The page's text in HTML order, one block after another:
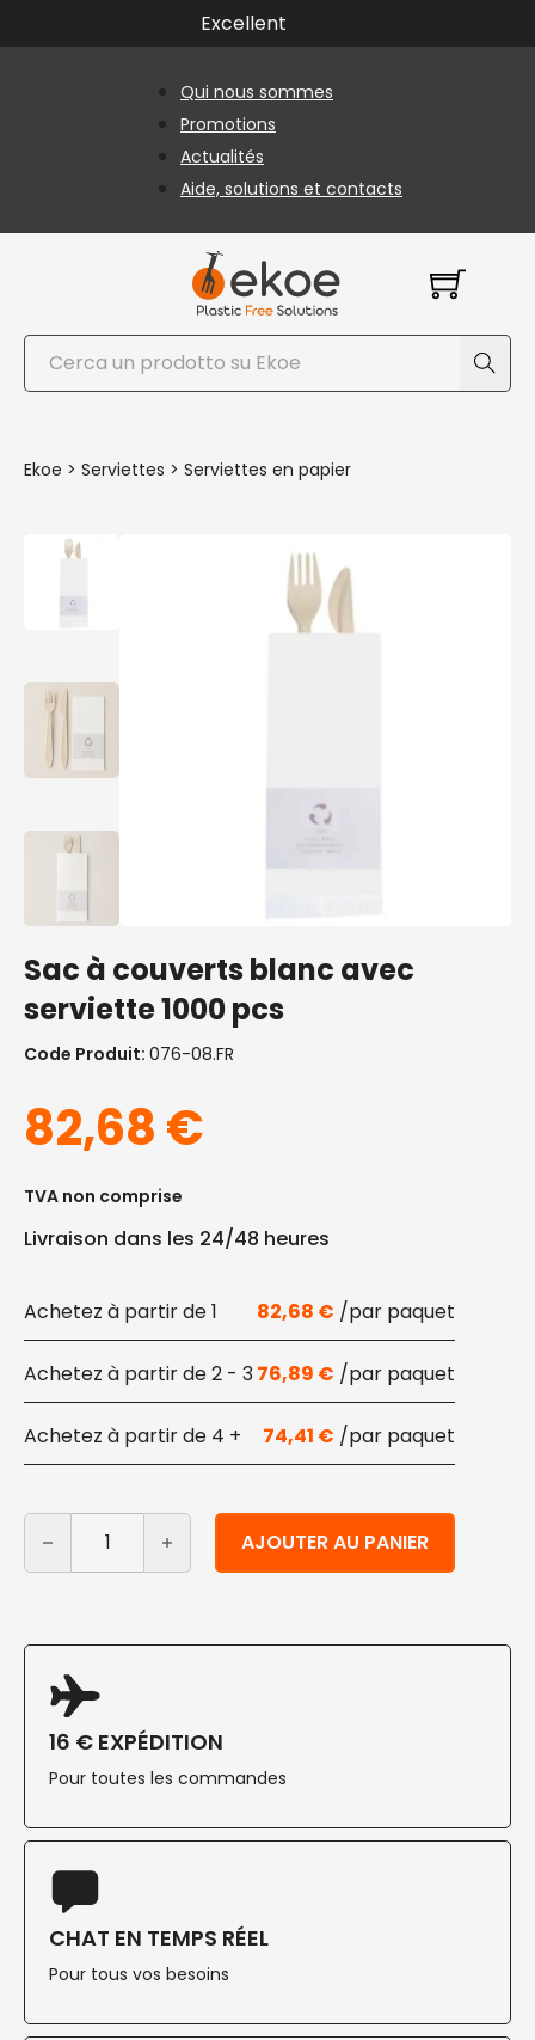
Passer au contenu principal
Passer au pied de page
Excellent
Qui nous sommes
Promotions
Actualités
Aide, solutions et contacts
Rechercher
Ekoe > Serviettes > Serviettes en papier
Sac à couverts blanc avec
serviette 1000 pcs
Code Produit: 076-08.FR
82,68€
TVA non comprise
Livraison dans les 24/48 heures
1 82,68 €
2 - 376,89 €
4 + 74,41 €
quantité de Sac à couverts blanc avec serviette 1000
AJOUTER AU PANIER
Alternative:
16 € EXPÉDITION
Pour toutes les commandes
CHAT EN TEMPS RÉEL
Pour tous vos besoins